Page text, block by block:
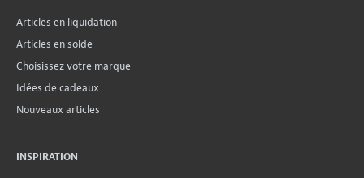
Articles en liquidation
Articles en solde
Choisissez votre marque
Idées de cadeaux
Nouveaux articles
INSPIRATION